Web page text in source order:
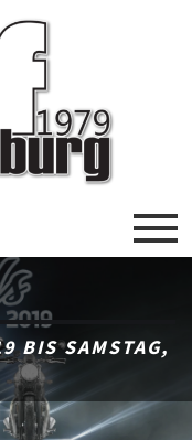
BIS SAMSTAG,